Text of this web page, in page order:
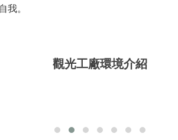
。
觀光工廠環境介紹